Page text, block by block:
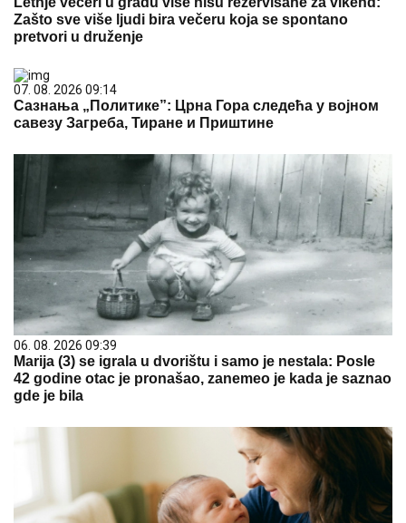
Zašto sve više ljudi bira večeru koja se spontano
pretvori u druženje
07. 08. 2026 09:14
Сазнања „Политике”: Црна Гора следећа у војном
савезу Загреба, Тиране и Приштине
06. 08. 2026 09:39
Marija (3) se igrala u dvorištu i samo je nestala: Posle
42 godine otac je pronašao, zanemeo je kada je saznao
gde je bila